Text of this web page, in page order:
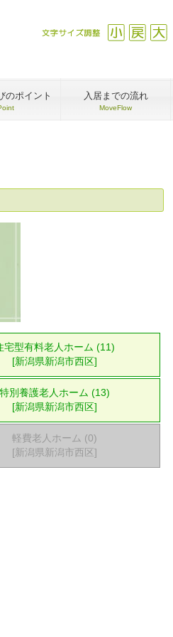
戻す
縮小
文字サイズ調整
のポイント 入居までの流れ
MoveFlow
宅型有料老人ホーム (11)
[新潟県新潟市西区]
別養護老人ホーム (13)
[新潟県新潟市西区]
軽費老人ホーム (0)
[新潟県新潟市西区]